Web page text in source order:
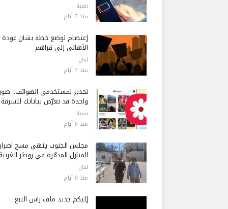
تقنية
منذ 7 أيام
إعتصام لوضع خطة بشأن عودة
الأهالي إلى قراهم
لبنان
منذ 7 أيام
تحذير لمستخدمي الهواتف..
واحدة قد تعرّض بياناتك للسرقة
تقنية
منذ 6 أيام
مجلس الجنوب ينهي مسح أضرار
المنازل المدمّرة في زوطر الغربية
لبنان
منذ 6 أيام
إليكم جديد ملف رأس النبع